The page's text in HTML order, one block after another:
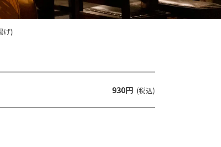
げ)
930円 (税込)